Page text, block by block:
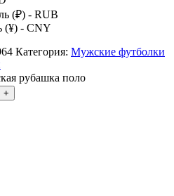
(₽) - RUB
(¥) - CNY
Категория: Мужские футболки
рубашка поло